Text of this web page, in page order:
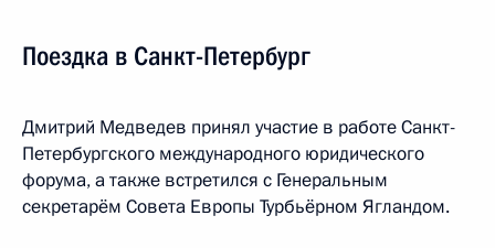
Поездка в Санкт-Петербург
Дмитрий Медведев принял участие в работе Санкт-
Петербургского международного юридического
форума, а также встретился с Генеральным
секретарём Совета Европы Турбьёрном Ягландом.